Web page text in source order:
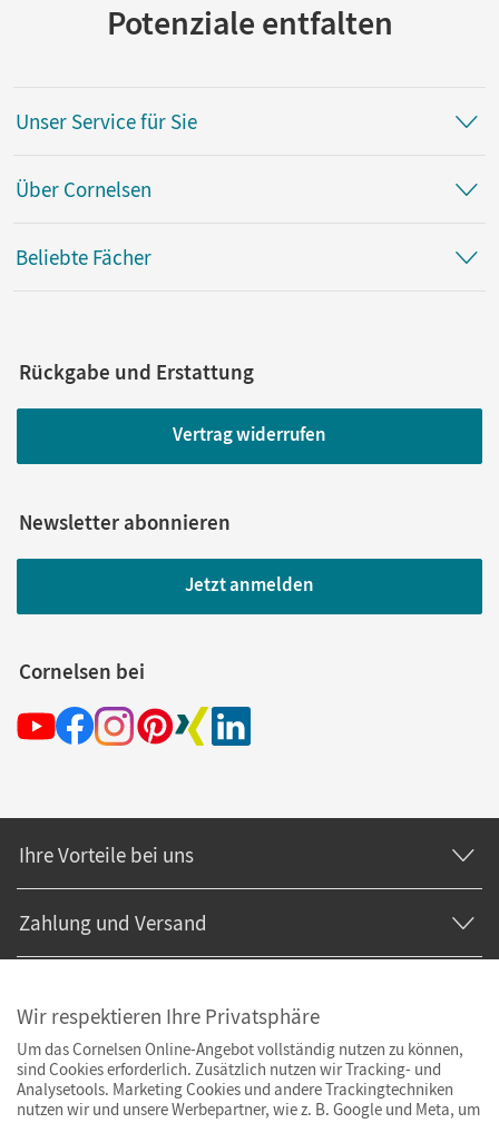
Potenziale entfalten
Unser Service für Sie
Über Cornelsen
Beliebte Fächer
Rückgabe und Erstattung
Vertrag widerrufen
Newsletter abonnieren
Jetzt anmelden
Cornelsen bei
Ihre Vorteile bei uns
Zahlung und Versand
Wir respektieren Ihre Privatsphäre
Um das Cornelsen Online-Angebot vollständig nutzen zu können,
sind Cookies erforderlich. Zusätzlich nutzen wir Tracking- und
Analysetools. Marketing Cookies und andere Trackingtechniken
nutzen wir und unsere Werbepartner, wie z. B. Google und Meta, um